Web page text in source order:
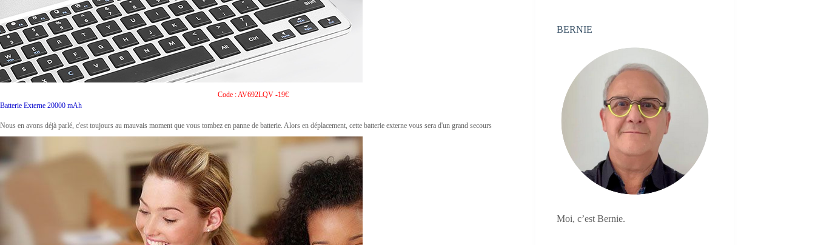
Code : AV692LQV -19€
Batterie Externe 20000 mAh
Nous en avons déjà parlé, c'est toujours au mauvais moment que vous tombez en panne de batterie. Alors en déplacement, cette batterie externe vous sera d'un grand secours
BERNIE
Moi, c’est Bernie.